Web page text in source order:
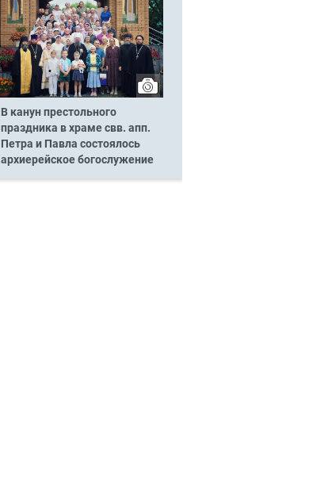
В канун престольного
праздника в храме свв. апп.
Петра и Павла состоялось
архиерейское богослужение